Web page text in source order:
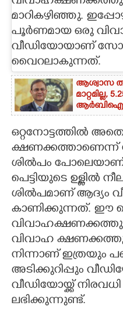
ZOOM
CONTACT US
മാറികഴിഞ്ഞു.
പൂർണമായ ഒരു
വീഡിയോയാണ്
വെെറലാകുന്നത്.
ആശ്വാസ
ആർബിഐ
ഒറ്റനോട്ടത്തിൽ
ക്ഷണക്കത്താണെന്ന്
ശിൽപം
പെട്ടിയുടെ ഉള്ളിൽ
ശിൽപമാണ് ആദ്യം
കാണിക്കുന്നത്. ഈ
വിവാഹ
നിന്നാണ് ഇത്രയും
അടിക്കുറിപ്പും
വീഡിയോയ്ക്ക്
ലഭിക്കുന്നുണ്ട്.